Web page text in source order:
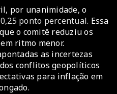
por unanimidade, o
ponto percentual. Essa
o comitê reduziu os
ritmo menor.
as incertezas
conflitos geopolíticos
para inflação em